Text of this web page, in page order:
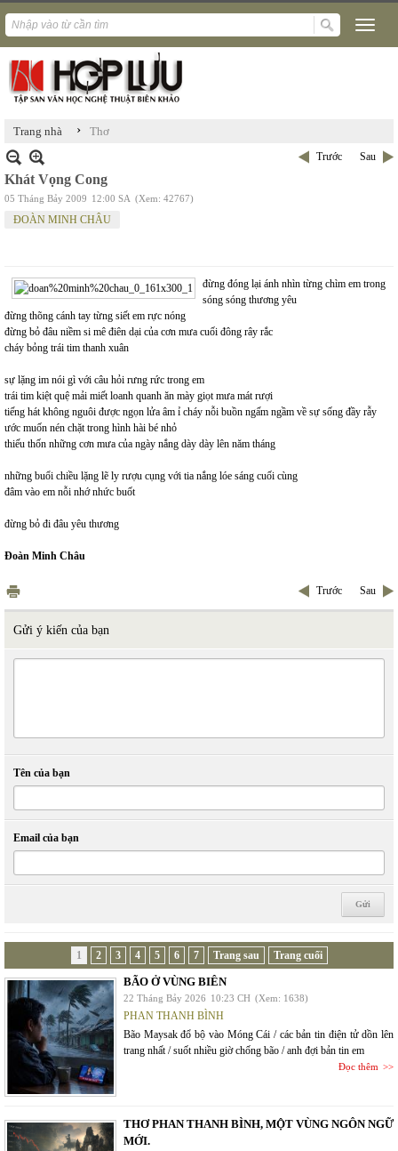
Trang nhà › Thơ
Trước Sau
Khát Vọng Cong
05 Tháng Bảy 2009 12:00 SA (Xem: 42767)
ĐOÀN MINH CHÂU
đừng đóng lại ánh nhìn từng chìm em trong
sóng sóng thương yêu
đừng thõng cánh tay từng siết em rực nóng
đừng bỏ đâu niềm si mê điên dại của cơn mưa cuối đông rây rắc
cháy bỏng trái tim thanh xuân
sự lặng im nói gì với câu hỏi rưng rức trong em
trái tim kiệt quệ mải miết loanh quanh ăn mày giọt mưa mát rượi
tiếng hát không nguôi được ngọn lửa âm ỉ cháy nỗi buồn ngấm ngầm về sự sống đầy rẫy
ước muốn nén chặt trong hình hài bé nhỏ
thiếu thốn những cơn mưa của ngày nắng dày dày lên năm tháng
những buổi chiều lặng lẽ ly rượu cụng với tia nắng lóe sáng cuối cùng
đâm vào em nỗi nhớ nhức buốt
đừng bỏ đi đâu yêu thương
Đoàn Minh Châu
Trước Sau
Gửi ý kiến của bạn
Tên của bạn
Email của bạn
1 2 3 4 5 6 7 Trang sau Trang cuối
BÃO Ở VÙNG BIÊN
22 Tháng Bảy 2026 10:23 CH (Xem: 1638)
PHAN THANH BÌNH
Bão Maysak đổ bộ vào Móng Cái / các bản tin điện tử dồn lên
trang nhất / suốt nhiều giờ chống bão / anh đợi bản tin em
Đọc thêm
THƠ PHAN THANH BÌNH, MỘT VÙNG NGÔN NGỮ
MỚI.